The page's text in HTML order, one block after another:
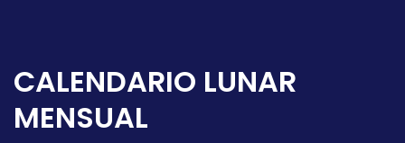
CALENDARIO LUNAR
MENSUAL